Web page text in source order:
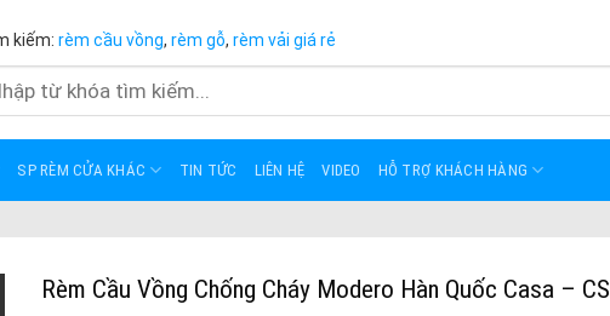
kiếm: rèm cầu vồng, rèm gỗ, rèm vải giá rẻ
SP RÈM CỬA KHÁC TIN TỨC LIÊN HỆ VIDEO HỖ TRỢ KHÁCH HÀNG
Rèm Cầu Vồng Chống Cháy Modero Hàn Quốc Casa – CS